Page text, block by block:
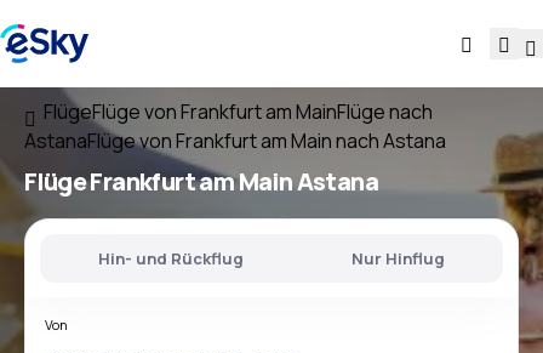
FlügeFlüge von Frankfurt am MainFlüge nach
AstanaFlüge von Frankfurt am Main nach Astana
FlügeFrankfurt am Main Astana
Hin- und Rückflug Nur Hinflug
Von